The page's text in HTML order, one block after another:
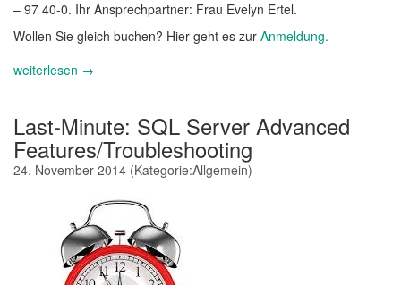
– 97 40-0. Ihr Ansprechpartner: Frau Evelyn Ertel.
Wollen Sie gleich buchen? Hier geht es zur Anmeldung.
weiterlesen →
Last-Minute: SQL Server Advanced
Features/Troubleshooting
24. November 2014 (Kategorie:Allgemein)